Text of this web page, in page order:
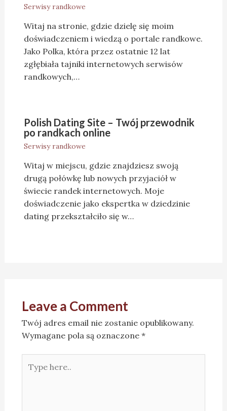
Serwisy randkowe
Witaj na stronie, gdzie dzielę się moim
doświadczeniem i wiedzą o portale randkowe.
Jako Polka, która przez ostatnie 12 lat
zgłębiała tajniki internetowych serwisów
randkowych,…
Polish Dating Site – Twój przewodnik
po randkach online
Serwisy randkowe
Witaj w miejscu, gdzie znajdziesz swoją
drugą połówkę lub nowych przyjaciół w
świecie randek internetowych. Moje
doświadczenie jako ekspertka w dziedzinie
dating przekształciło się w…
Leave a Comment
Twój adres email nie zostanie opublikowany.
Wymagane pola są oznaczone *